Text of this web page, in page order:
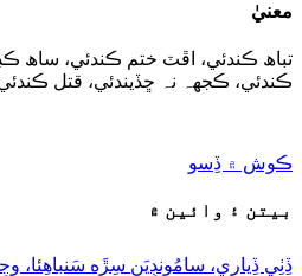
معنيٰ
تباھ ڪندئي، اڦٽ ختم ڪندئي، ساھ
ڪندئي، ڪجهہ نہ ڇڏيندئي، قتل
ڪوش ۾ ڏِسو
بيتن ۽ وائين ۾
ڏِٺِي ڏِياري، سامُونڊِيَنِ سِڙَه سَنباھِئا،